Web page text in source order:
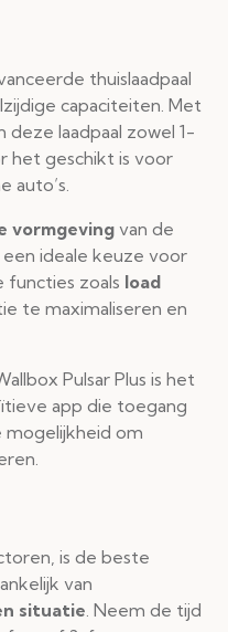
thuislaadpaal
capaciteiten. Met
deze laadpaal zowel 1-
het geschikt is voor
auto’s.
vormgeving van de
een ideale keuze voor
functies zoals load
te maximaliseren en
Pulsar Plus is het
app die toegang
om
is de beste
van
situatie. Neem de tijd